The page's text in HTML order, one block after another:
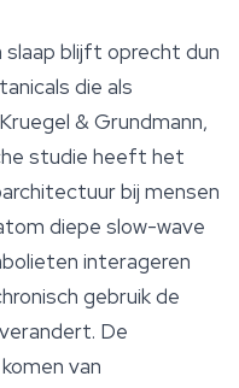
blijft oprecht dun
die als
& Grundmann,
studie heeft het
bij mensen
diepe slow-wave
interageren
gebruik de
De
van